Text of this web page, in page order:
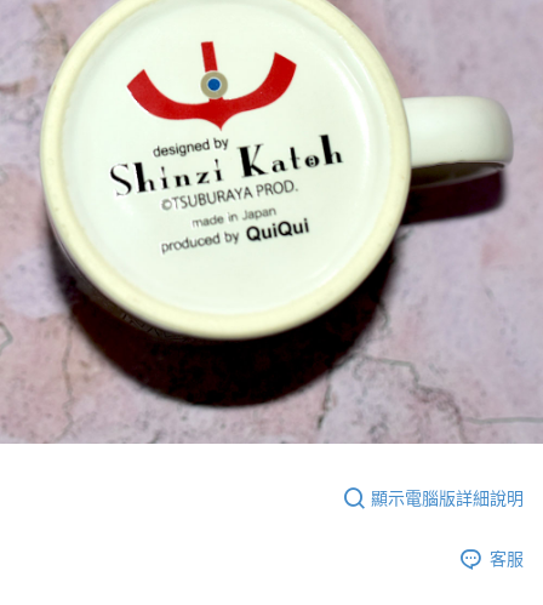
顯示電腦版詳細說明
客服